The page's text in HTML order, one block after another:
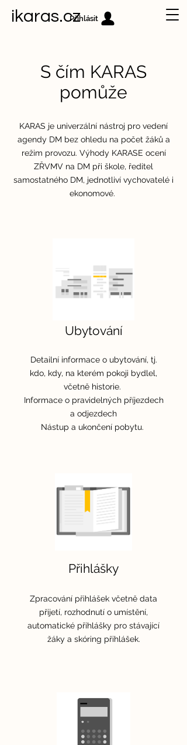
ikaras.czPřihlásit
S čím KARAS
pomůže
KARAS je univerzální nástroj pro vedení
agendy DM bez ohledu na počet žáků a
režim provozu. Výhody KARASE ocení
ZŘVMV na DM při škole, ředitel
samostatného DM, jednotliví vychovatelé i
ekonomové.
Ubytování
Detailní informace o ubytování, tj.
kdo, kdy, na kterém pokoji bydlel,
včetně historie.
Informace o pravidelných příjezdech
a odjezdech
Nástup a ukončení pobytu.
Přihlášky
Zpracování přihlášek včetně data
přijetí, rozhodnutí o umístění,
automatické přihlášky pro stávající
žáky a skóring přihlášek.